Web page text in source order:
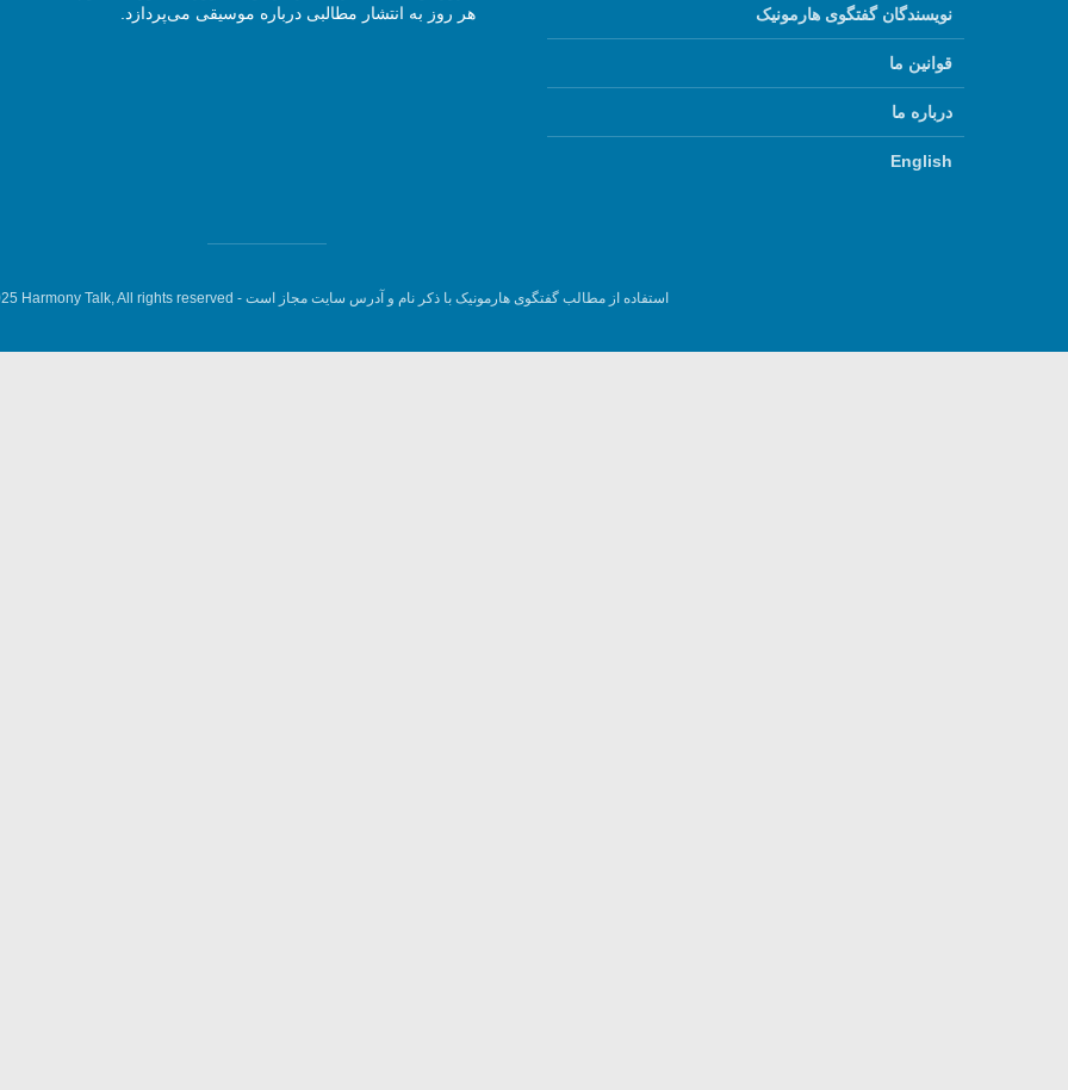
نویسندگان گفتگوی هارمونیک
قوانین ما
درباره ما
English
هر روز به انتشار مطالبی درباره موسیقی می‌پردازد.
استفاده از مطالب گفتگوی هارمونیک با ذکر نام و آدرس سایت مجاز است - Harmony Talk, All rights reserved.